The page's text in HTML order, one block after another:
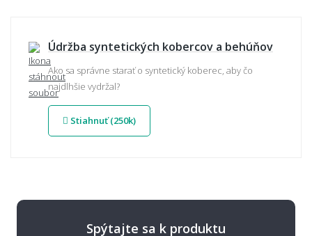
Údržba syntetických kobercov a behúňov
Ako sa správne starať o syntetický koberec, aby čo
najdlhšie vydržal?
Stiahnuť (250k)
Spýtajte sa k produktu